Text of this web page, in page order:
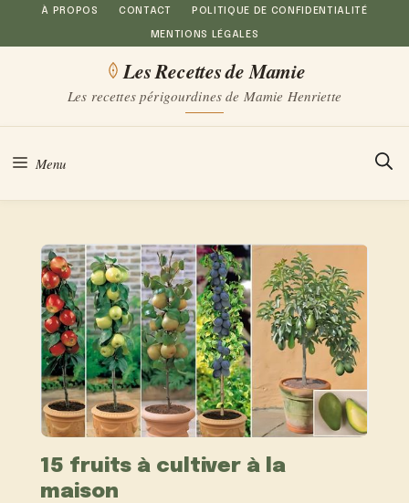
Aller
au
À PROPOS CONTACT POLITIQUE DE CONFIDENTIALITÉ
MENTIONS LÉGALES
Les Recettes de Mamie
Les recettes périgourdines de Mamie Henriette
Menu
15 fruits à cultiver à la
maison